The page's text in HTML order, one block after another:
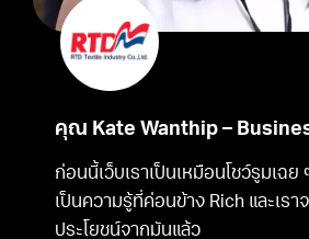
คุณ Kate Wanthip –
ก่อนนี้เว็บเราเป็นเหมือนโชว์รูมเฉย
เป็นความรู้ที่ค่อนข้าง Rich และเราจ
ประโยชน์จากมันแล้ว